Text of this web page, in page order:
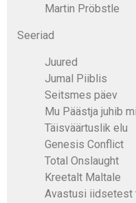
Martin Pröbstle
Seeriad
Juured
Jumal Piiblis
Seitsmes päev
Mu Päästja juhib
Täisväärtuslik elu
Genesis Conflict
Total Onslaught
Kreetalt Maltale
Avastusi